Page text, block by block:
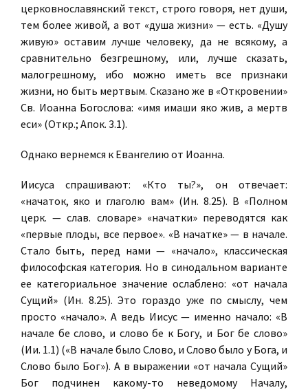
церковнославянский текст, строго говоря, нет души,
тем более живой, а вот «душа жизни» — есть. «Душу
живую» оставим лучше человеку, да не всякому, а
сравнительно безгрешному, или, лучше сказать,
малогрешному, ибо можно иметь все признаки
жизни, но быть мертвым. Сказано же в «Откровении»
Св. Иоанна Богослова: «имя имаши яко жив, а мертв
еси» (Откр.; Апок. 3.1).
Однако вернемся к Евангелию от Иоанна.
Иисуса спрашивают: «Кто ты?», он отвечает:
«начаток, яко и глаголю вам» (Ин. 8.25). В «Полном
церк. — слав. словаре» «начатки» переводятся как
«первые плоды, все первое». «В начатке» — в начале.
Стало быть, перед нами — «начало», классическая
философская категория. Но в синодальном варианте
ее категориальное значение ослаблено: «от начала
Сущий» (Ин. 8.25). Это гораздо уже по смыслу, чем
просто «начало». А ведь Иисус — именно начало: «В
начале бе слово, и слово бе к Богу, и Бог бе слово»
(Ии. 1.1) («В начале было Слово, и Слово было у Бога, и
Слово было Бог»). А в выражении «от начала Сущий»
Бог подчинен какому-то неведомому Началу,